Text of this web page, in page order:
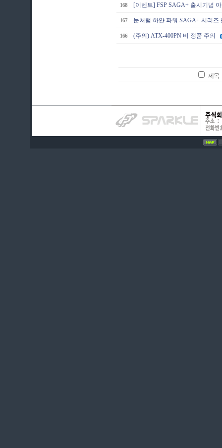
168 [이벤트] FSP SAGA+ 출시기념
167 눈처럼 하얀 파워 SAGA+ 시리즈
166 (주의) ATX-400PN 비 정품 주의
제목